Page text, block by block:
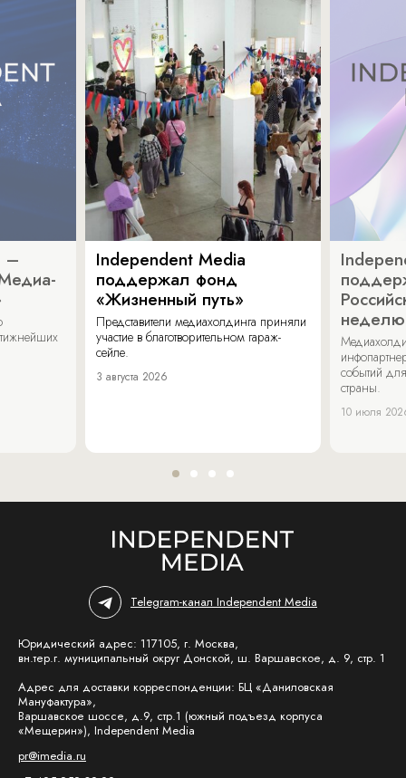
–
Independent Media
поддержал фонд
«Жизненный путь»
Представители медиахолдинга приняли
участие в благотворительном гараж-
сейле.
3 августа 2026
неделю
событий
страны.
10 июля
Telegram-канал Independent Media
Юридический адрес: 117105, г. Москва,
вн.тер.г. муниципальный округ Донской, ш. Варшавское, д. 9, стр. 1
Адрес для доставки корреспонденции: БЦ «Даниловская
Мануфактура»,
Варшавское шоссе, д.9, стр.1 (южный подъезд корпуса
«Мещерин»), Independent Media
pr@imedia.ru